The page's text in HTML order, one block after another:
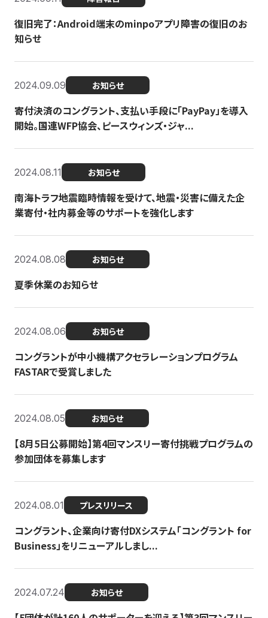
復旧完了：Android端末のminpoアプリ障害の復旧のお
知らせ
2024.09.09 お知らせ
寄付決済のコングラント、支払い手段に「PayPay」を導入
開始。国連WFP協会、ピースウィンズ・ジャ...
2024.08.11 お知らせ
南海トラフ地震臨時情報を受けて、地震・災害に備えた企
業寄付・社内募金等のサポートを強化します
2024.08.08 お知らせ
夏季休業のお知らせ
2024.08.06 お知らせ
コングラントが中小機構アクセラレーションプログラム
FASTARで受賞しました
2024.08.05 お知らせ
【8月5日公募開始】第4回マンスリー寄付挑戦プログラムの
参加団体を募集します
2024.08.01 プレスリリース
コングラント、企業向け寄付DXシステム「コングラント for
Business」をリニューアルしまし...
2024.07.24 お知らせ